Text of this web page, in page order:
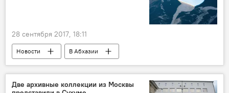
28 сентября 2017, 18:11
Новости В Абхазии
Две архивные коллекции из Москвы